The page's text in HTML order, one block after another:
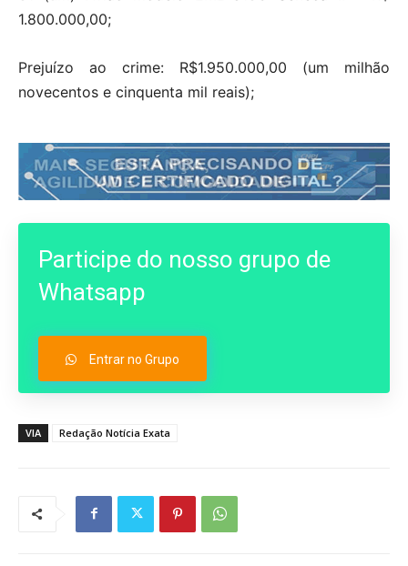
1.800.000,00;
Prejuízo ao crime: R$1.950.000,00 (um milhão
novecentos e cinquenta mil reais);
Participe do nosso grupo de
Whatsapp
Entrar no Grupo
VIA Redação Notícia Exata